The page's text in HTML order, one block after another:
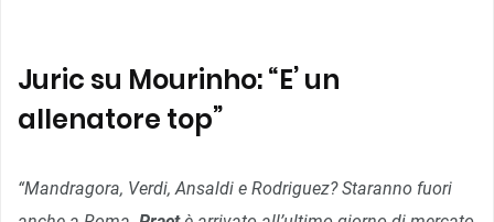
Juric su Mourinho: “E’ un
allenatore top”
“Mandragora, Verdi, Ansaldi e Rodriguez? Staranno fuori